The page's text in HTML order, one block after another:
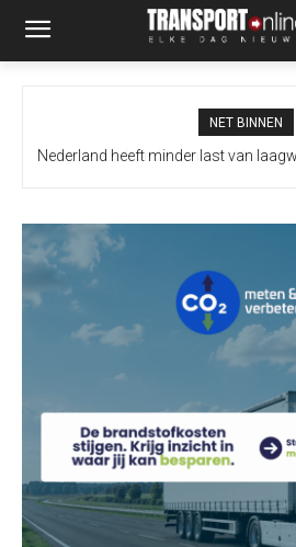
NET BINNEN
Nederland heeft minder last van